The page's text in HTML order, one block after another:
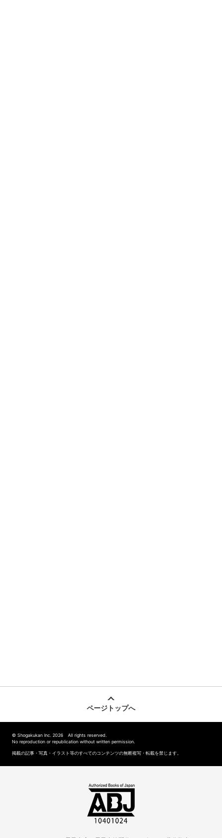
ページトップへ
© Shogakukan Inc. 2026 All rights reserved.
No reproduction or republication without written permission.
掲載の記事・写真・イラスト等のすべてのコンテンツの無断複写・転載を禁じます。